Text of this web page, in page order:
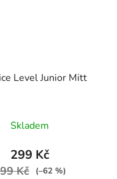
Level Junior Mitt
Skladem
299 Kč
Kč (–62 %)